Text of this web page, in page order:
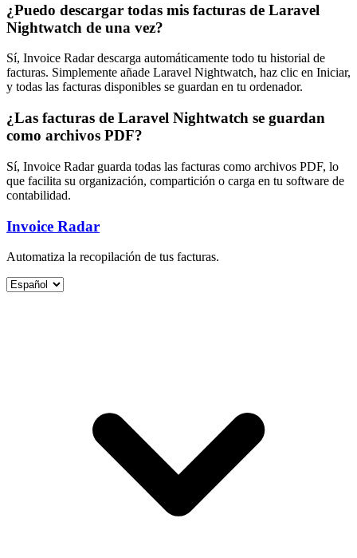
¿Puedo descargar todas mis facturas de Laravel
Nightwatch de una vez?
Sí, Invoice Radar descarga automáticamente todo tu historial de
facturas. Simplemente añade Laravel Nightwatch, haz clic en Iniciar,
y todas las facturas disponibles se guardan en tu ordenador.
¿Las facturas de Laravel Nightwatch se guardan
como archivos PDF?
Sí, Invoice Radar guarda todas las facturas como archivos PDF, lo
que facilita su organización, compartición o carga en tu software de
contabilidad.
Invoice Radar
Automatiza la recopilación de tus facturas.